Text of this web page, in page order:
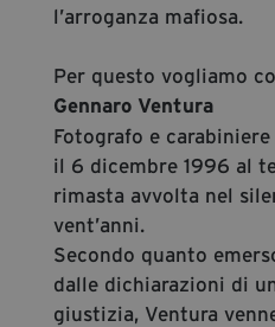
l’arroganza mafiosa.
Per questo vogliamo
Gennaro Ventura
Fotografo e
il 6 dicembre 1996 al
rimasta avvolta nel
vent’anni.
Secondo quanto
dalle dichiarazioni di
giustizia, Ventura